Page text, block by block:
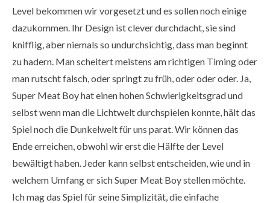
Level bekommen wir vorgesetzt und es sollen noch einige
dazukommen. Ihr Design ist clever durchdacht, sie sind
knifflig, aber niemals so undurchsichtig, dass man beginnt
zu hadern. Man scheitert meistens am richtigen Timing oder
man rutscht falsch, oder springt zu früh, oder oder oder. Ja,
Super Meat Boy hat einen hohen Schwierigkeitsgrad und
selbst wenn man die Lichtwelt durchspielen konnte, hält das
Spiel noch die Dunkelwelt für uns parat. Wir können das
Ende erreichen, obwohl wir erst die Hälfte der Level
bewältigt haben. Jeder kann selbst entscheiden, wie und in
welchem Umfang er sich Super Meat Boy stellen möchte.
Ich mag das Spiel für seine Simplizität, die einfache